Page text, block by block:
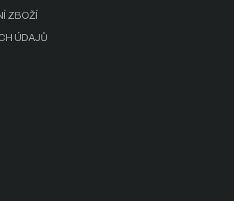
ZBOŽÍ
ÚDAJŮ